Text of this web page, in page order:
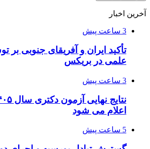
آخرین اخبار
3 ساعت پیش
تأکید ایران و آفریقای جنوبی بر
علمی در بریکس
3 ساعت پیش
اعلام می شود
5 ساعت پیش